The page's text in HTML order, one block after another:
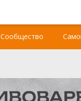
Сообщество